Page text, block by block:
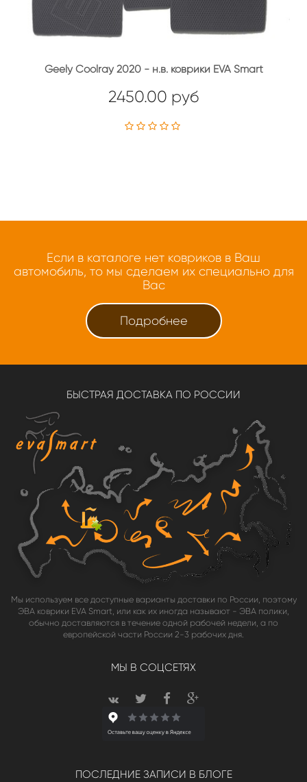
Geely Coolray 2020 - н.в. коврики EVA Smart
2450.00 руб
Если в каталоге нет ковриков в Ваш
автомобиль, то мы сделаем их специально для
Вас
Подробнее
БЫСТРАЯ ДОСТАВКА ПО РОССИИ
Мы используем все доступные варианты доставки по России, поэтому
ЭВА коврики EVA Smart, или как их иногда называют - ЭВА полики,
обычно доставляются в течение одной рабочей недели, а по
европейской части России 2-3 рабочих дня.
МЫ В СОЦСЕТЯХ
ПОСЛЕДНИЕ ЗАПИСИ В БЛОГЕ